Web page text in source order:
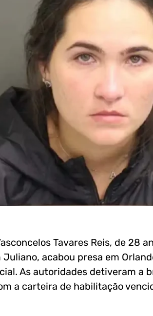
Tavares Reis, de 28
acabou presa em
As autoridades detiveram a
a carteira de habilitação